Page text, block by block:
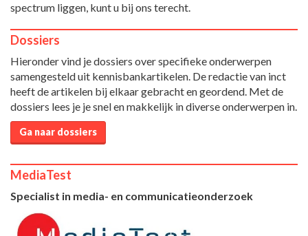
spectrum liggen, kunt u bij ons terecht.
Dossiers
Hieronder vind je dossiers over specifieke onderwerpen
samengesteld uit kennisbankartikelen. De redactie van inct
heeft de artikelen bij elkaar gebracht en geordend. Met de
dossiers lees je je snel en makkelijk in diverse onderwerpen in.
Ga naar dossiers
MediaTest
Specialist in media- en communicatieonderzoek